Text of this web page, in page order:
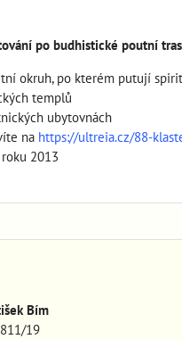
po budhistické poutní
okruh, po kterém putují
templů
ubytovnách
na https://ultreia.cz/88-
2013
Bím
19